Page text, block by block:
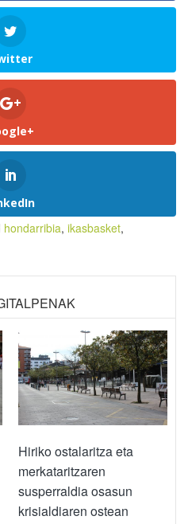
hondarribia, ikasbasket,
Hiriko ostalaritza eta
merkataritzaren
susperraldia osasun
krisialdiaren ostean